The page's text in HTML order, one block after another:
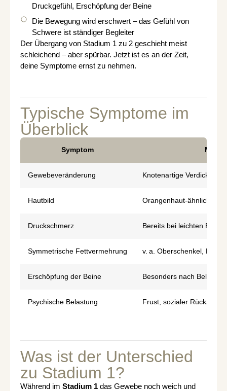
Druckgefühl, Erschöpfung der Beine
Die Bewegung wird erschwert – das Gefühl von
Schwere ist ständiger Begleiter
Der Übergang von Stadium 1 zu 2 geschieht meist
schleichend – aber spürbar. Jetzt ist es an der Zeit,
deine Symptome ernst zu nehmen.
Typische Symptome im
Überblick
Symptom
Gewebeveränderung Knotenartige
Hautbild Orangenhaut-ähnlich,
Druckschmerz Bereits bei leichten
Symmetrische Fettvermehrung v. a. Oberschenkel, Knie,
Erschöpfung der Beine Besonders nach
Psychische Belastung Frust, sozialer Rückzug,
Was ist der Unterschied
zu Stadium 1?
Während im Stadium 1 das Gewebe noch weich und